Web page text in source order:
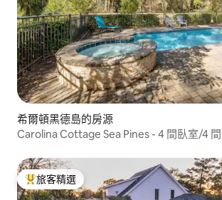
希爾頓黑德島的房源
Carolina Cottage Sea Pines - 4 間臥室/4
旅客精選榜首
旅客精選